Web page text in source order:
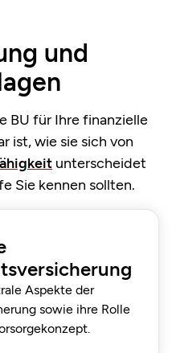
und
BU für Ihre finanzielle
ist, wie sie sich von
unterscheidet
Sie kennen sollten.
Aspekte der
sowie ihre Rolle